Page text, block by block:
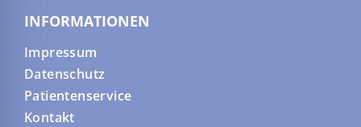
INFORMATIONEN
Impressum
Datenschutz
Patientenservice
Kontakt